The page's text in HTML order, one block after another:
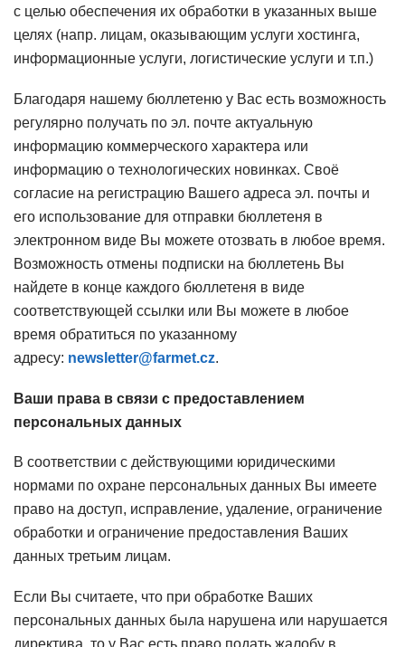
с целью обеспечения их обработки в указанных выше
целях (напр. лицам, оказывающим услуги хостинга,
информационные услуги, логистические услуги и т.п.)
Благодаря нашему бюллетеню у Вас есть возможность
регулярно получать по эл. почте актуальную
информацию коммерческого характера или
информацию о технологических новинках. Своё
согласие на регистрацию Вашего адреса эл. почты и
его использование для отправки бюллетеня в
электронном виде Вы можете отозвать в любое время.
Возможность отмены подписки на бюллетень Вы
найдете в конце каждого бюллетеня в виде
соответствующей ссылки или Вы можете в любое
время обратиться по указанному
адресу: newsletter@farmet.cz.
Ваши права в связи с предоставлением
персональных данных
В соответствии с действующими юридическими
нормами по охране персональных данных Вы имеете
право на доступ, исправление, удаление, ограничение
обработки и ограничение предоставления Ваших
данных третьим лицам.
Если Вы считаете, что при обработке Ваших
персональных данных была нарушена или нарушается
директива, то у Вас есть право подать жалобу в